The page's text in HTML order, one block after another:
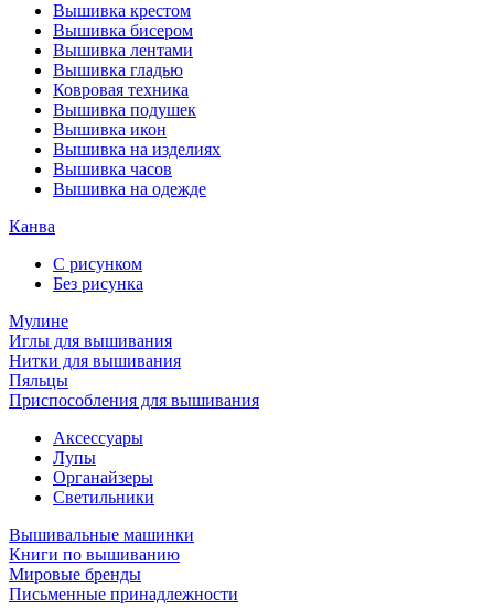
Вышивка крестом
Вышивка бисером
Вышивка лентами
Вышивка гладью
Ковровая техника
Вышивка подушек
Вышивка икон
Вышивка на изделиях
Вышивка часов
Вышивка на одежде
Канва
С рисунком
Без рисунка
Мулине
Иглы для вышивания
Нитки для вышивания
Пяльцы
Приспособления для вышивания
Аксессуары
Лупы
Органайзеры
Светильники
Вышивальные машинки
Книги по вышиванию
Мировые бренды
Письменные принадлежности